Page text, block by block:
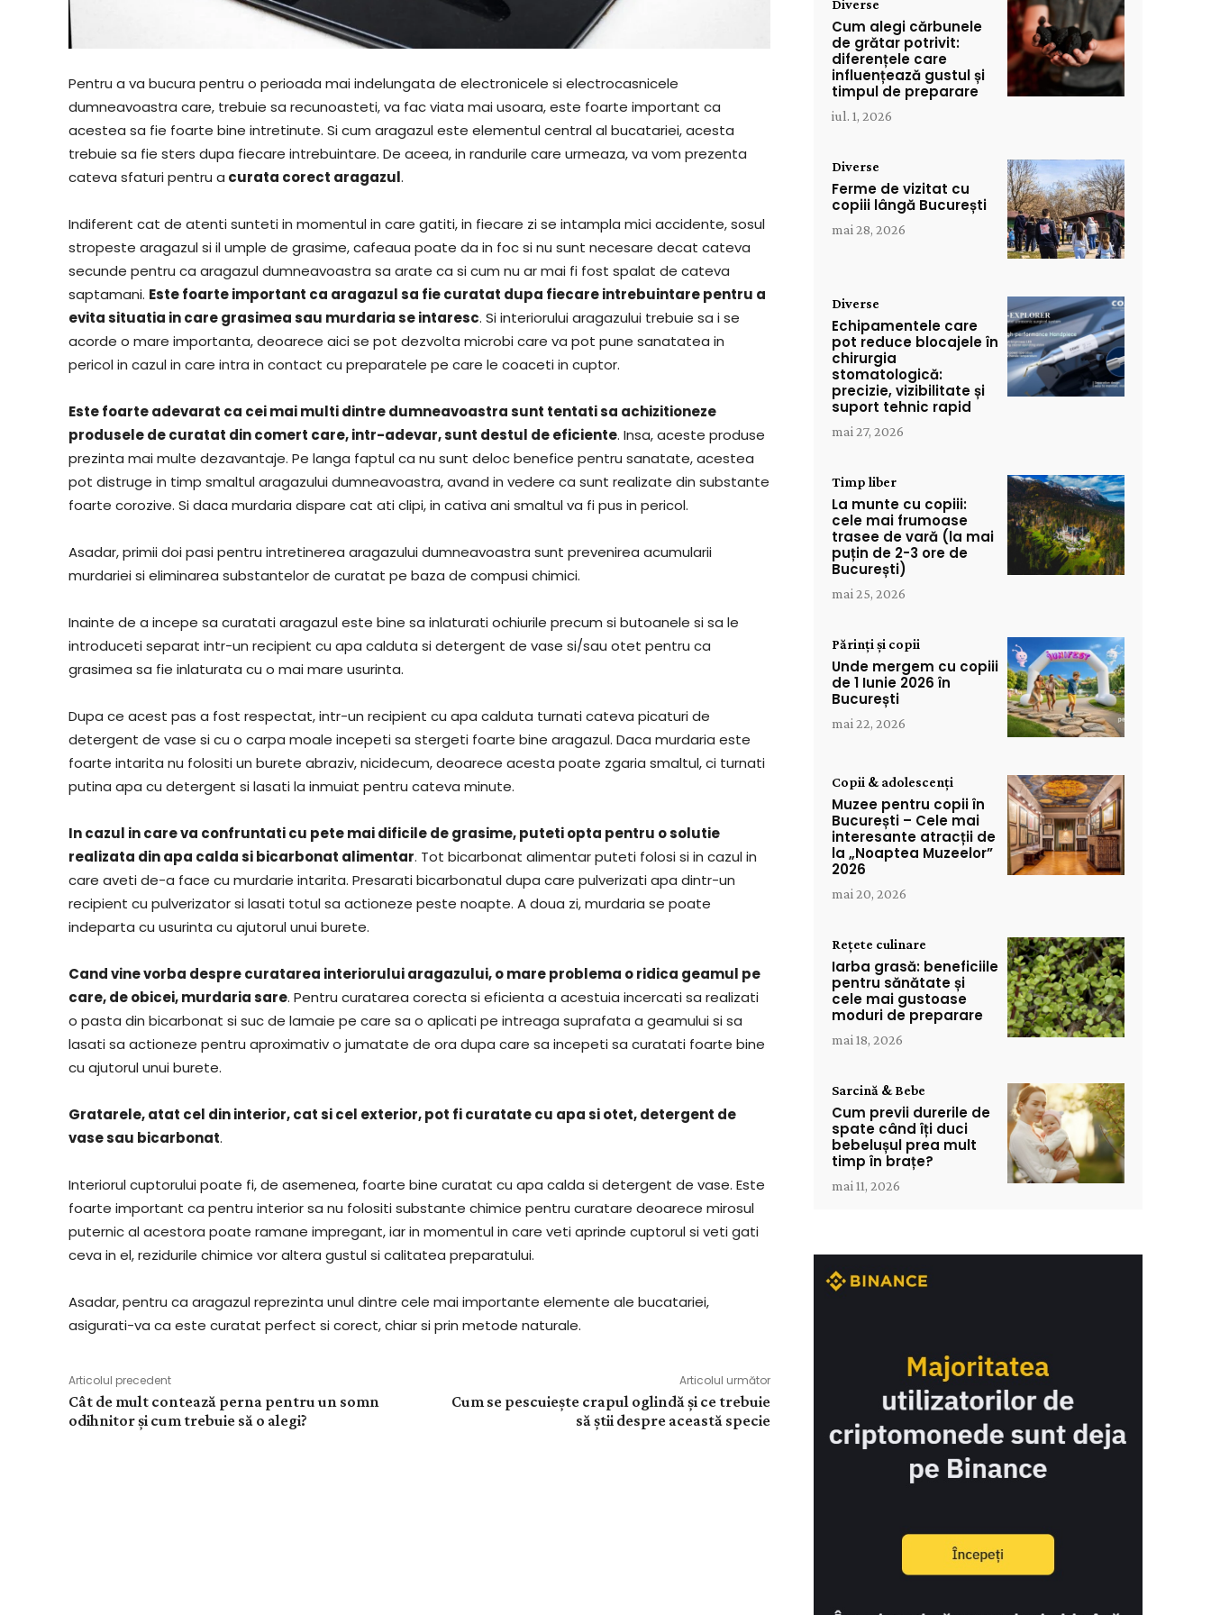
Pentru a va bucura pentru o perioada mai indelungata de electronicele si electrocasnicele
dumneavoastra care, trebuie sa recunoasteti, va fac viata mai usoara, este foarte important ca
acestea sa fie foarte bine intretinute. Si cum aragazul este elementul central al bucatariei, acesta
trebuie sa fie sters dupa fiecare intrebuintare. De aceea, in randurile care urmeaza, va vom prezenta
cateva sfaturi pentru a curata corect aragazul.
Indiferent cat de atenti sunteti in momentul in care gatiti, in fiecare zi se intampla mici accidente, sosul
stropeste aragazul si il umple de grasime, cafeaua poate da in foc si nu sunt necesare decat cateva
secunde pentru ca aragazul dumneavoastra sa arate ca si cum nu ar mai fi fost spalat de cateva
saptamani. Este foarte important ca aragazul sa fie curatat dupa fiecare intrebuintare pentru a
evita situatia in care grasimea sau murdaria se intaresc. Si interiorului aragazului trebuie sa i se
acorde o mare importanta, deoarece aici se pot dezvolta microbi care va pot pune sanatatea in
pericol in cazul in care intra in contact cu preparatele pe care le coaceti in cuptor.
Este foarte adevarat ca cei mai multi dintre dumneavoastra sunt tentati sa achizitioneze
produsele de curatat din comert care, intr-adevar, sunt destul de eficiente. Insa, aceste produse
prezinta mai multe dezavantaje. Pe langa faptul ca nu sunt deloc benefice pentru sanatate, acestea
pot distruge in timp smaltul aragazului dumneavoastra, avand in vedere ca sunt realizate din substante
foarte corozive. Si daca murdaria dispare cat ati clipi, in cativa ani smaltul va fi pus in pericol.
Asadar, primii doi pasi pentru intretinerea aragazului dumneavoastra sunt prevenirea acumularii
murdariei si eliminarea substantelor de curatat pe baza de compusi chimici.
Inainte de a incepe sa curatati aragazul este bine sa inlaturati ochiurile precum si butoanele si sa le
introduceti separat intr-un recipient cu apa calduta si detergent de vase si/sau otet pentru ca
grasimea sa fie inlaturata cu o mai mare usurinta.
Dupa ce acest pas a fost respectat, intr-un recipient cu apa calduta turnati cateva picaturi de
detergent de vase si cu o carpa moale incepeti sa stergeti foarte bine aragazul. Daca murdaria este
foarte intarita nu folositi un burete abraziv, nicidecum, deoarece acesta poate zgaria smaltul, ci turnati
putina apa cu detergent si lasati la inmuiat pentru cateva minute.
In cazul in care va confruntati cu pete mai dificile de grasime, puteti opta pentru o solutie
realizata din apa calda si bicarbonat alimentar. Tot bicarbonat alimentar puteti folosi si in cazul in
care aveti de-a face cu murdarie intarita. Presarati bicarbonatul dupa care pulverizati apa dintr-un
recipient cu pulverizator si lasati totul sa actioneze peste noapte. A doua zi, murdaria se poate
indeparta cu usurinta cu ajutorul unui burete.
Cand vine vorba despre curatarea interiorului aragazului, o mare problema o ridica geamul pe
care, de obicei, murdaria sare. Pentru curatarea corecta si eficienta a acestuia incercati sa realizati
o pasta din bicarbonat si suc de lamaie pe care sa o aplicati pe intreaga suprafata a geamului si sa
lasati sa actioneze pentru aproximativ o jumatate de ora dupa care sa incepeti sa curatati foarte bine
cu ajutorul unui burete.
Gratarele, atat cel din interior, cat si cel exterior, pot fi curatate cu apa si otet, detergent de
vase sau bicarbonat.
Interiorul cuptorului poate fi, de asemenea, foarte bine curatat cu apa calda si detergent de vase. Este
foarte important ca pentru interior sa nu folositi substante chimice pentru curatare deoarece mirosul
puternic al acestora poate ramane impregant, iar in momentul in care veti aprinde cuptorul si veti gati
ceva in el, rezidurile chimice vor altera gustul si calitatea preparatului.
Asadar, pentru ca aragazul reprezinta unul dintre cele mai importante elemente ale bucatariei,
asigurati-va ca este curatat perfect si corect, chiar si prin metode naturale.
Articolul precedent
Cât de mult contează perna pentru un somn
odihnitor și cum trebuie să o alegi?
Articolul următor
Cum se pescuiește crapul oglindă și ce trebuie
să știi despre această specie
Diverse
Cum alegi cărbunele
de grătar potrivit:
diferențele care
influențează gustul și
timpul de preparare
iul. 1, 2026
Diverse
Ferme de vizitat cu
copiii lângă București
mai 28, 2026
Diverse
Echipamentele care
pot reduce blocajele în
chirurgia
stomatologică:
precizie, vizibilitate și
suport tehnic rapid
mai 27, 2026
Timp liber
La munte cu copiii:
cele mai frumoase
trasee de vară (la mai
puțin de 2-3 ore de
București)
mai 25, 2026
Părinți și copii
Unde mergem cu copiii
de 1 Iunie 2026 în
București
mai 22, 2026
Copii & adolescenți
Muzee pentru copii în
București – Cele mai
interesante atracții de
la „Noaptea Muzeelor”
2026
mai 20, 2026
Rețete culinare
Iarba grasă: beneficiile
pentru sănătate și
cele mai gustoase
moduri de preparare
mai 18, 2026
Sarcină & Bebe
Cum previi durerile de
spate când îți duci
bebelușul prea mult
timp în brațe?
mai 11, 2026